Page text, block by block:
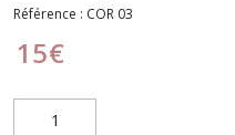
Référence : COR 03
15€